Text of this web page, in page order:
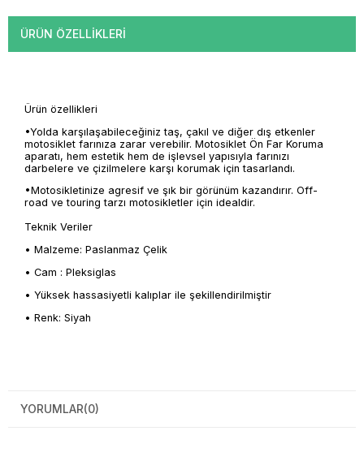
ÜRÜN ÖZELLIKLERI
Ürün özellikleri
•Yolda karşılaşabileceğiniz taş, çakıl ve diğer dış etkenler
motosiklet farınıza zarar verebilir. Motosiklet Ön Far Koruma
aparatı, hem estetik hem de işlevsel yapısıyla farınızı
darbelere ve çizilmelere karşı korumak için tasarlandı.
•Motosikletinize agresif ve şık bir görünüm kazandırır. Off-
road ve touring tarzı motosikletler için idealdir.
Teknik Veriler
• Malzeme: Paslanmaz Çelik
• Cam : Pleksiglas
• Yüksek hassasiyetli kalıplar ile şekillendirilmiştir
• Renk: Siyah
YORUMLAR(0)